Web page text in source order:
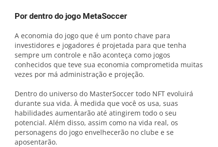
Por dentro do jogo MetaSoccer
A economia do jogo que é um ponto chave para
investidores e jogadores é projetada para que tenha
sempre um controle e não aconteça como jogos
conhecidos que teve sua economia comprometida muitas
vezes por má administração e projeção.
Dentro do universo do MasterSoccer todo NFT evoluirá
durante sua vida. À medida que você os usa, suas
habilidades aumentarão até atingirem todo o seu
potencial. Além disso, assim como na vida real, os
personagens do jogo envelhecerão no clube e se
aposentarão.